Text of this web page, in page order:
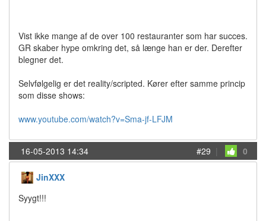
Vist ikke mange af de over 100 restauranter som har succes.
GR skaber hype omkring det, så længe han er der. Derefter
blegner det.
Selvfølgelig er det reality/scripted. Kører efter samme princip
som disse shows:
www.youtube.com/watch?v=Sma-jf-LFJM
16-05-2013 14:34 #29 | 0
JinXXX
Syygt!!!